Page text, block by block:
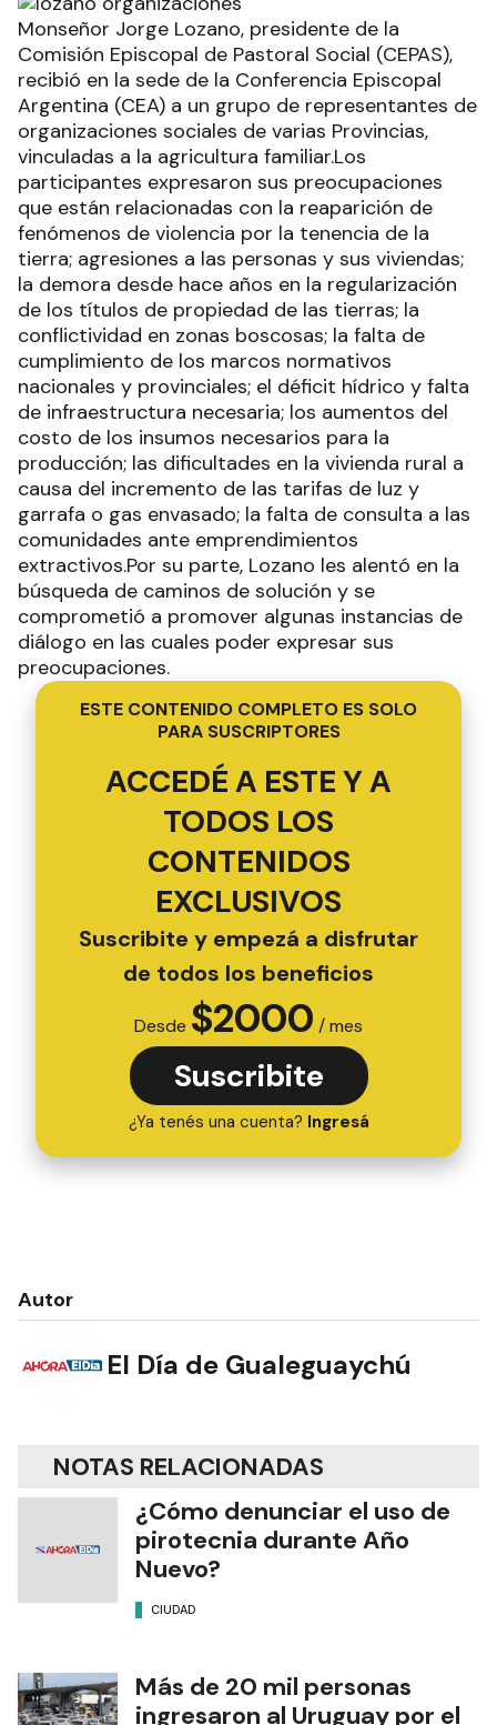
Monseñor Jorge Lozano, presidente de la
Comisión Episcopal de Pastoral Social (CEPAS),
recibió en la sede de la Conferencia Episcopal
Argentina (CEA) a un grupo de representantes de
organizaciones sociales de varias Provincias,
vinculadas a la agricultura familiar.Los
participantes expresaron sus preocupaciones
que están relacionadas con la reaparición de
fenómenos de violencia por la tenencia de la
tierra; agresiones a las personas y sus viviendas;
la demora desde hace años en la regularización
de los títulos de propiedad de las tierras; la
conflictividad en zonas boscosas; la falta de
cumplimiento de los marcos normativos
nacionales y provinciales; el déficit hídrico y falta
de infraestructura necesaria; los aumentos del
costo de los insumos necesarios para la
producción; las dificultades en la vivienda rural a
causa del incremento de las tarifas de luz y
garrafa o gas envasado; la falta de consulta a las
comunidades ante emprendimientos
extractivos.Por su parte, Lozano les alentó en la
búsqueda de caminos de solución y se
comprometió a promover algunas instancias de
diálogo en las cuales poder expresar sus
preocupaciones.
ESTE CONTENIDO COMPLETO ES SOLO
PARA SUSCRIPTORES
ACCEDÉ A ESTE Y A
TODOS LOS
CONTENIDOS
EXCLUSIVOS
Suscribite y empezá a disfrutar
de todos los beneficios
Desde $2000 / mes
Suscribite
¿Ya tenés una cuenta? Ingresá
Autor
El Día de Gualeguaychú
NOTAS RELACIONADAS
¿Cómo denunciar el uso de
pirotecnia durante Año
Nuevo?
CIUDAD
Más de 20 mil personas
ingresaron al Uruguay por el